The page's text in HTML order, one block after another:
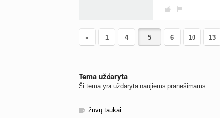
« 1 4 6 10 13
Tema uždaryta
Ši tema yra uždaryta naujiems pranešimams.
žuvų taukai